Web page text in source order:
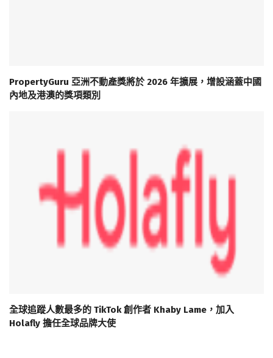
PropertyGuru 亞洲不動產獎將於 2026 年擴展，增設涵蓋中國
內地及港澳的獎項類別
全球追蹤人數最多的 TikTok 創作者 Khaby Lame，加入
Holafly 擔任全球品牌大使